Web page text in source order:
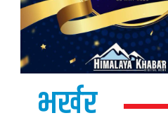
भर्खर